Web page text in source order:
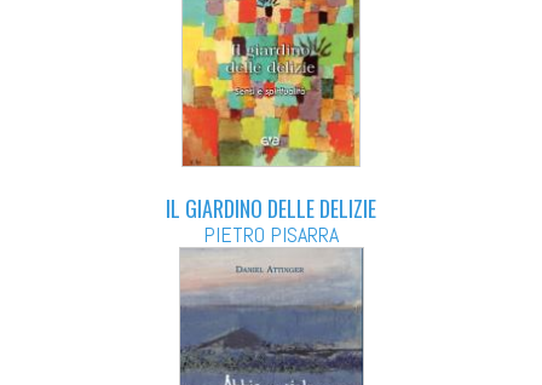
IL GIARDINO DELLE DELIZIE
PIETRO PISARRA